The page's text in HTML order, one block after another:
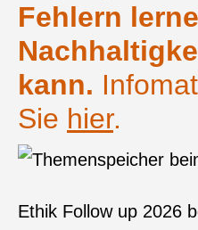
Fehlern
kann.
Sie hier.
Ethik Follow up 2026